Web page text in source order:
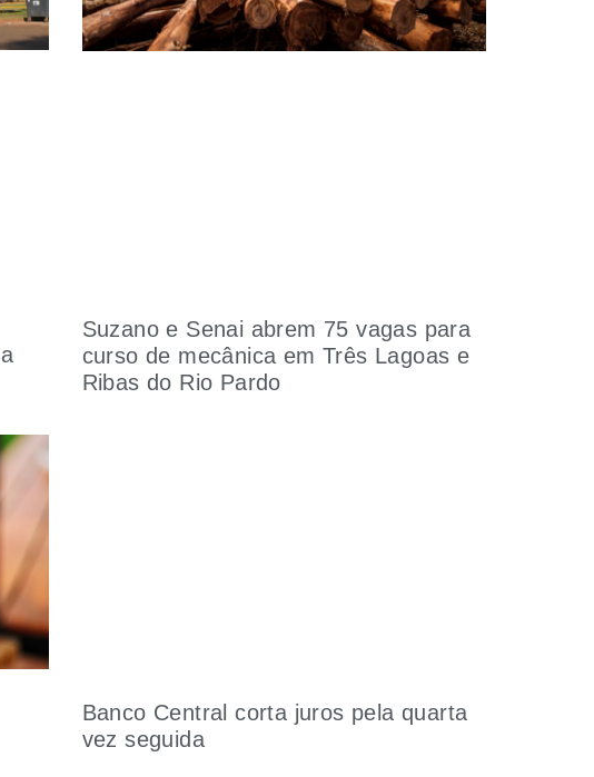
Suzano e Senai abrem 75 vagas para
curso de mecânica em Três Lagoas e
Ribas do Rio Pardo
Banco Central corta juros pela quarta
vez seguida